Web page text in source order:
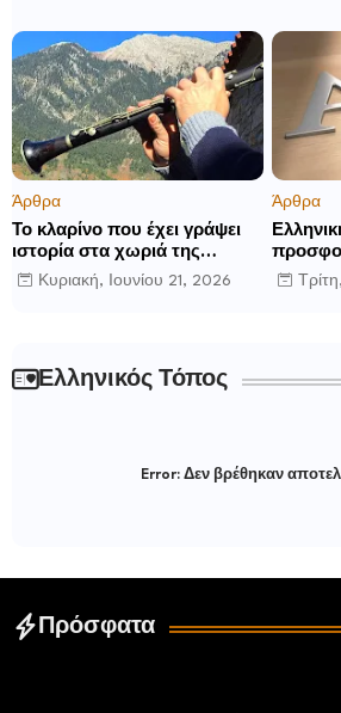
Άρθρα
Το κλαρίνο που έχει γράψει
ιστορία στα χωριά της
Ρούμελης
Κυριακή, Ιουνίου 21, 2026
Άρθρα
Ελληνικός Τόπος
Error:Δεν βρέθηκαν
Πρόσφατα